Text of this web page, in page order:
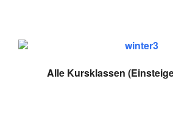
Alle Kursklassen